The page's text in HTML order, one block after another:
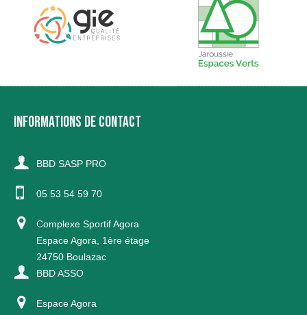
INFORMATIONS DE CONTACT
BBD SASP PRO
05 53 54 59 70
Complexe Sportif Agora
Espace Agora, 1ère étage
24750 Boulazac
BBD ASSO
Espace Agora